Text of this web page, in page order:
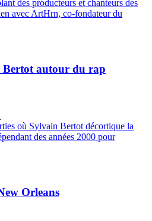
des producteurs et chanteurs des
avec ArtHrn, co-fondateur du
Bertot autour du rap
où Sylvain Bertot décortique la
des années 2000 pour
Orleans